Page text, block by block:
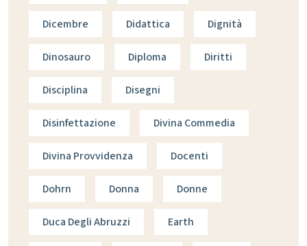
Dicembre Didattica Dignità
Dinosauro Diploma Diritti
Disciplina Disegni
Disinfettazione Divina Commedia
Divina Provvidenza Docenti
Dohrn Donna Donne
Duca Degli Abruzzi Earth